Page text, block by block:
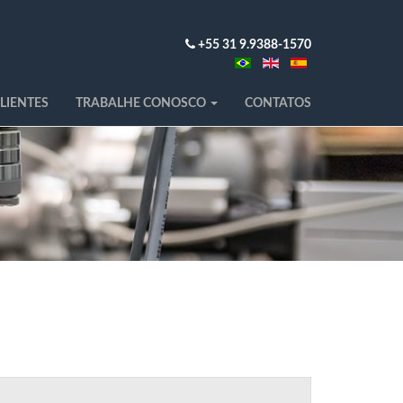
+55 31 9.9388-1570
TRABALHE CONOSCO CONTATOS